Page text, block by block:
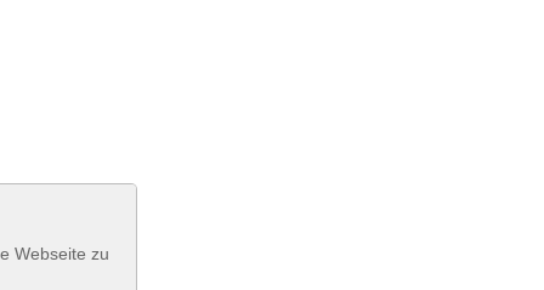
Webseite zu